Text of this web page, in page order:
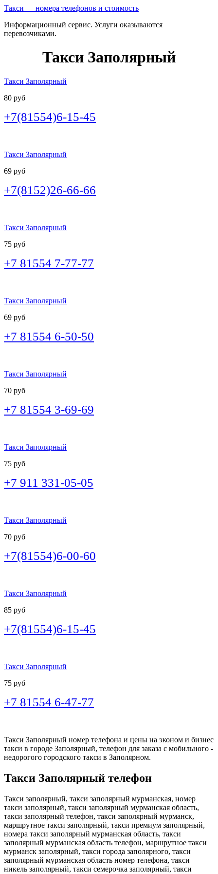
Такси — номера телефонов и стоимость
Информационный сервис. Услуги оказываются
перевозчиками.
Такси Заполярный
Такси Заполярный
80 руб
+7(81554)6-15-45
Такси Заполярный
69 руб
+7(8152)26-66-66
Такси Заполярный
75 руб
+7 81554 7-77-77
Такси Заполярный
69 руб
+7 81554 6-50-50
Такси Заполярный
70 руб
+7 81554 3-69-69
Такси Заполярный
75 руб
+7 911 331-05-05
Такси Заполярный
70 руб
+7(81554)6-00-60
Такси Заполярный
85 руб
+7(81554)6-15-45
Такси Заполярный
75 руб
+7 81554 6-47-77
Такси Заполярный номер телефона и цены на эконом и бизнес
такси в городе Заполярный, телефон для заказа с мобильного -
недорогого городского такси в Заполярном.
Такси Заполярный телефон
Такси заполярный, такси заполярный мурманская, номер
такси заполярный, такси заполярный мурманская область,
такси заполярный телефон, такси заполярный мурманск,
маршрутное такси заполярный, такси премиум заполярный,
номера такси заполярный мурманская область, такси
заполярный мурманская область телефон, маршрутное такси
мурманск заполярный, такси города заполярного, такси
заполярный мурманская область номер телефона, такси
никель заполярный, такси семерочка заполярный, такси